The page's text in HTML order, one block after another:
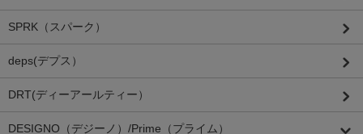
SPRK（スパーク）
deps(デプス）
DRT(ディーアールティー）
DESIGNO（デジーノ）/Prime（プライム）